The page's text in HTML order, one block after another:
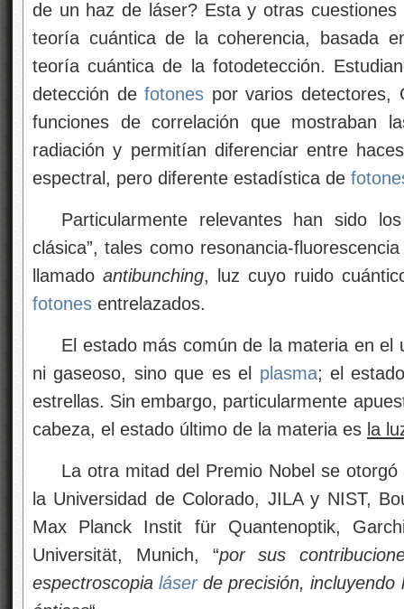
de un haz de láser? Esta y otras
teoría cuántica de la coherencia, basada
teoría cuántica de la fotodetección.
detección defotones por varios detectores,
funciones de correlación que mostraban
radiación y permitían diferenciar entre
espectral, pero diferente estadística de
Particularmente relevantes han sido
clásica”, tales como resonancia-
llamadoantibunching, luz cuyo ruido
fotones entrelazados.
El estado más común de la materia en
ni gaseoso, sino que es el plasma; el
estrellas. Sin embargo, particularmente
cabeza, el estado último de la materia es la
La otra mitad del Premio Nobel se
la Universidad de Colorado, JILA y NIST,
Max Planck Instit für Quantenoptik,
Universität, Munich, “por sus
espectroscopialáserde precisión, incluyendo